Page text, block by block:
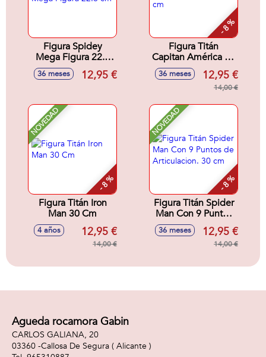
Figura Spidey
Mega Figura 22.8
cm
36 meses 12,95 €
- 8 %
Figura Titán
Capitan América 30
cm
36 meses 12,95 €
14,00 €
NOVEDAD
- 8 %
Figura Titán Iron
Man 30 Cm
4 años 12,95 €
14,00 €
NOVEDAD
- 8 %
Figura Titán Spider
Man Con 9 Puntos
de Articulacion. 30
cm
36 meses 12,95 €
14,00 €
Agueda rocamora Gabin
CARLOS GALIANA, 20
03360 -Callosa De Segura ( Alicante )